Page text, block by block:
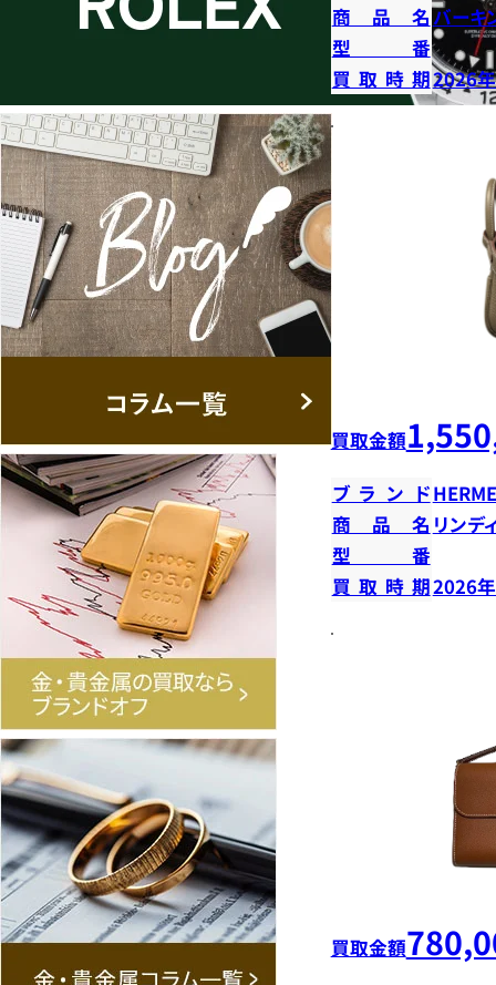
商品名バーキ
型番
買取時期2026
買取金額
ブランド
商品名 リンデ
型番
買取時期2026
買取金額